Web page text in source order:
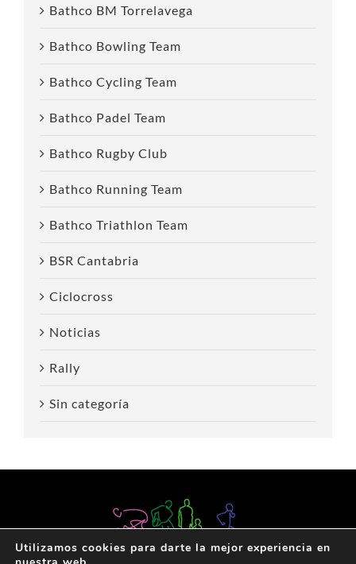
Bathco BM Torrelavega
Bathco Bowling Team
Bathco Cycling Team
Bathco Padel Team
Bathco Rugby Club
Bathco Running Team
Bathco Triathlon Team
BSR Cantabria
Ciclocross
Noticias
Rally
Sin categoría
Utilizamos cookies para darte la mejor experiencia en